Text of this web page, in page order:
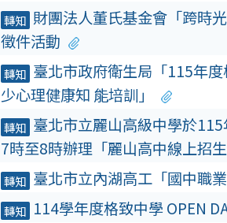
轉知 財團法人董氏基金會「跨時
徵件活動
轉知 臺北市政府衛生局「115年
少心理健康知 能培訓」
轉知 臺北市立麗山高級中學於
7時至8時辦理「麗山高中線上招生
轉知 臺北市立內湖高工「國中職業
轉知 114學年度格致中學 OPEN